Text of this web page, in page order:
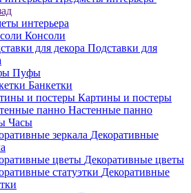
интерьера
Консоли
Подставки для
Пуфы
Банкетки
Картины и постеры
Настенные панно
Часы
Декоративные
Декоративные цветы
Декоративные